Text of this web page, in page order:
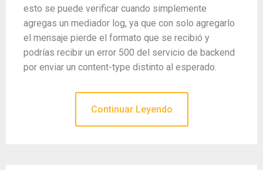
esto se puede verificar cuando simplemente
agregas un mediador log, ya que con solo agregarlo
el mensaje pierde el formato que se recibió y
podrías recibir un error 500 del servicio de backend
por enviar un content-type distinto al esperado.
Continuar Leyendo